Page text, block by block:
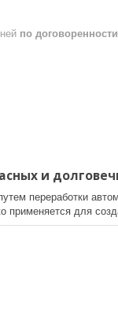
по договоренности
и
переработки
применяется для